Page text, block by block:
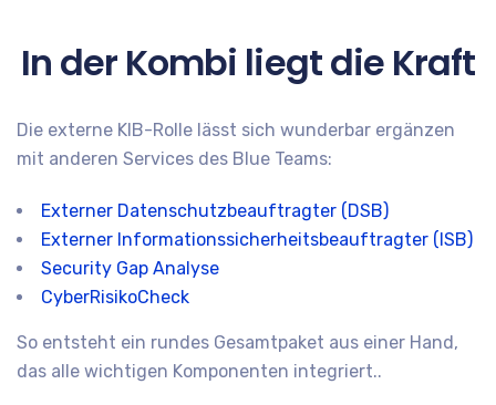
In der Kombi liegt die Kraft
Die externe KIB-Rolle lässt sich wunderbar ergänzen
mit anderen Services des Blue Teams:
Externer Datenschutzbeauftragter (DSB)
Externer Informationssicherheitsbeauftragter (ISB)
Security Gap Analyse
CyberRisikoCheck
So entsteht ein rundes Gesamtpaket aus einer Hand,
das alle wichtigen Komponenten integriert..